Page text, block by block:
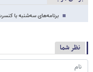
برنامه‌های سه‌شنبه با
نظر شما